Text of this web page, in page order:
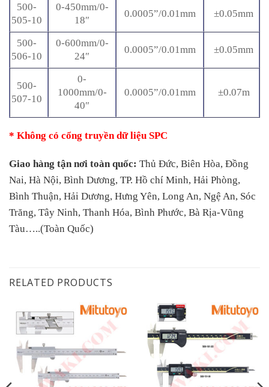
500-
505-10
0-450mm/0-
18″
0.0005”/0.01mm ±0.05mm
500-
506-10
0-600mm/0-
24″
0.0005”/0.01mm ±0.05mm
500-
507-10
0-
1000mm/0-
40″
0.0005”/0.01mm ±0.07m
* Không có cổng truyền dữ liệu SPC
Giao hàng tận nơi toàn quốc: Thủ Đức, Biên Hòa, Đồng
Nai, Hà Nội, Bình Dương, TP. Hồ chí Minh, Hải Phòng,
Bình Thuận, Hải Dương, Hưng Yên, Long An, Ngệ An, Sóc
Trăng, Tây Ninh, Thanh Hóa, Bình Phước, Bà Rịa-Vũng
Tàu…..(Toàn Quốc)
RELATED PRODUCTS